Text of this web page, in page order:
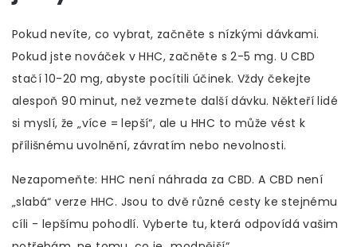
Pokud nevíte, co vybrat, začněte s nízkými dávkami.
Pokud jste nováček v HHC, začněte s 2-5 mg. U CBD
stačí 10-20 mg, abyste pocítili účinek. Vždy čekejte
alespoň 90 minut, než vezmete další dávku. Někteří lidé
si myslí, že „více = lepší“, ale u HHC to může vést k
přílišnému uvolnění, závratím nebo nevolnosti.
Nezapomeňte: HHC není náhrada za CBD. A CBD není
„slabá“ verze HHC. Jsou to dvě různé cesty ke stejnému
cíli - lepšímu pohodlí. Vyberte tu, která odpovídá vašim